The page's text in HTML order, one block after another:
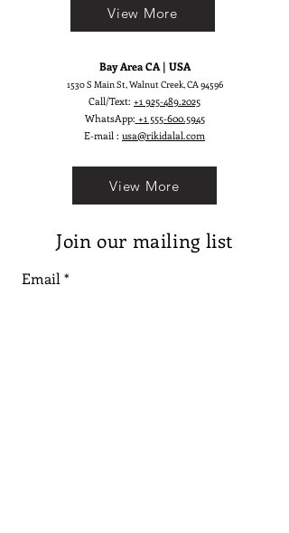
Bay Area CA | USA
1530 S Main St, Walnut Creek, CA 94596
Call/Text: +1 925-489.2025
WhatsApp: +1 555-600.5945
E-mail : usa@rikidalal.com
View More
View More
Join our mailing list
Email